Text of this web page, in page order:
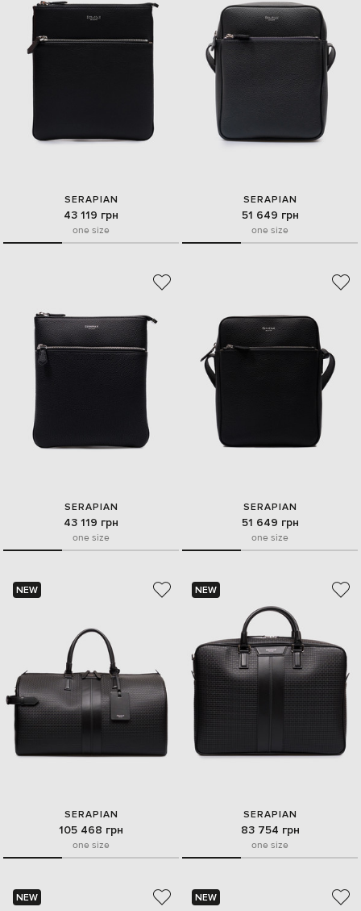
SERAPIAN
43 119 грн
one size
SERAPIAN
51 649 грн
one size
SERAPIAN
43 119 грн
one size
SERAPIAN
51 649 грн
one size
NEW
SERAPIAN
105 468 грн
one size
NEW
SERAPIAN
83 754 грн
one size
NEW NEW